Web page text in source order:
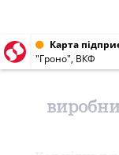
"Гроно", ВКФ